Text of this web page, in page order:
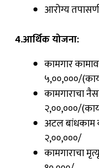
आरोग्य
4.आर्थिक योजना:
कामगार
५,००,०००/
कामगाराचा
२,००,०००/
अटल बांधकाम
२,००,०००/
कामगाराचा